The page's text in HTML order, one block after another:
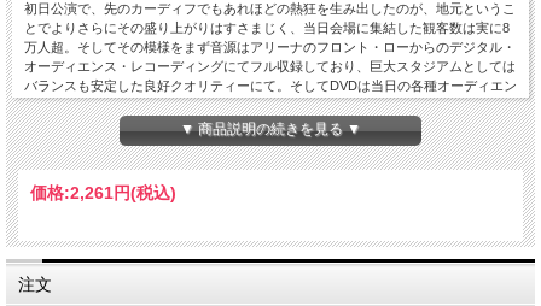
初日公演で、先のカーディフでもあれほどの熱狂を生み出したのが、地元というこ
とでよりさらにその盛り上がりはすさまじく、当日会場に集結した観客数は実に8
万人超。そしてその模様をまず音源はアリーナのフロント・ローからのデジタル・
オーディエンス・レコーディングにてフル収録しており、巨大スタジアムとしては
バランスも安定した良好クオリティーにて。そしてDVDは当日の各種オーディエン
ス映像を元に、海外コアファンが編集し当日の全曲を完全再現したもので、当然曲
によってアングルにばらつきはあるものの、一貫して見やすく、多数の映像素材か
らセレクトされた中には最前列から撮影されたものもあり、全メンバーをしっかり
観れる映像もあり。特に「Supersonic」や「Roll With It」ではクローズアップによ
る素晴らしいアングルだったり、「Some Might Say」での凄まじい合唱と盛り上
がりなどは会場に居るかのようだったり、リアムのMCに反応する観客の様子など
Manchester, UK 11th July 2025 : from Original Audience Recordings / COLOUR
NTSC Approx.111min Disc 1 : 1. This Is Not A Drill 2. Fuckin' In The Bushes 3. Hello
4. Acquiesce 5. Morning Glory 6. Some Might Say 7. Bring It On Down 8. Cigarettes
& Alcohol 9. Fade Away 10. Supersonic 11. Roll With It 12. Talk Tonight 13. Half The
▼ 商品説明の続きを見る ▼
価格:2,261円(税込)
注文